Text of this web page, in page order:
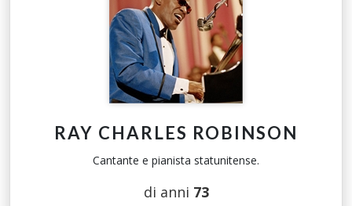
RAY CHARLES ROBINSON
Cantante e pianista statunitense.
di anni 73